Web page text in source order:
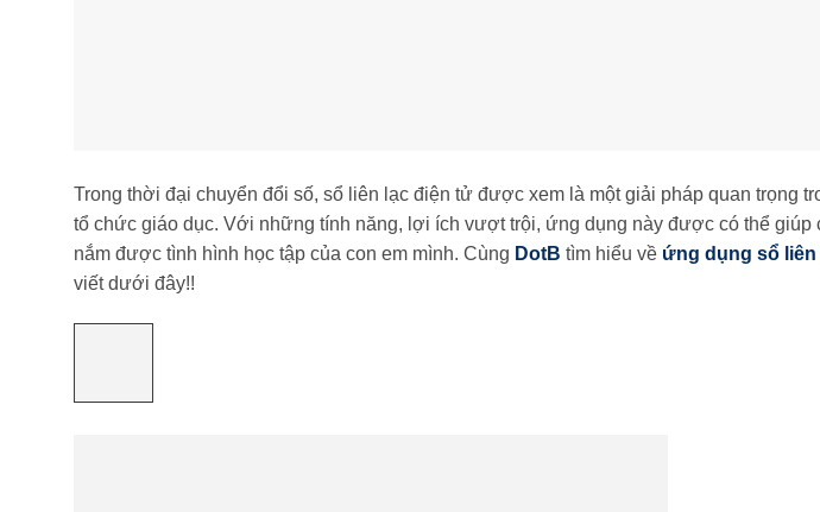
Trong thời đại chuyển đổi số, sổ liên lạc điện tử được xem là một giải pháp quan trọng
tổ chức giáo dục. Với những tính năng, lợi ích vượt trội, ứng dụng này được có thể giúp
nắm được tình hình học tập của con em mình. Cùng DotB tìm hiểu về ứng dụng sổ
viết dưới đây!!